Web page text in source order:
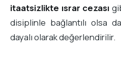
itaatsizlikte ısrar cezası
disiplinle bağlantılı olsa
dayalı olarak değerlendirilir.